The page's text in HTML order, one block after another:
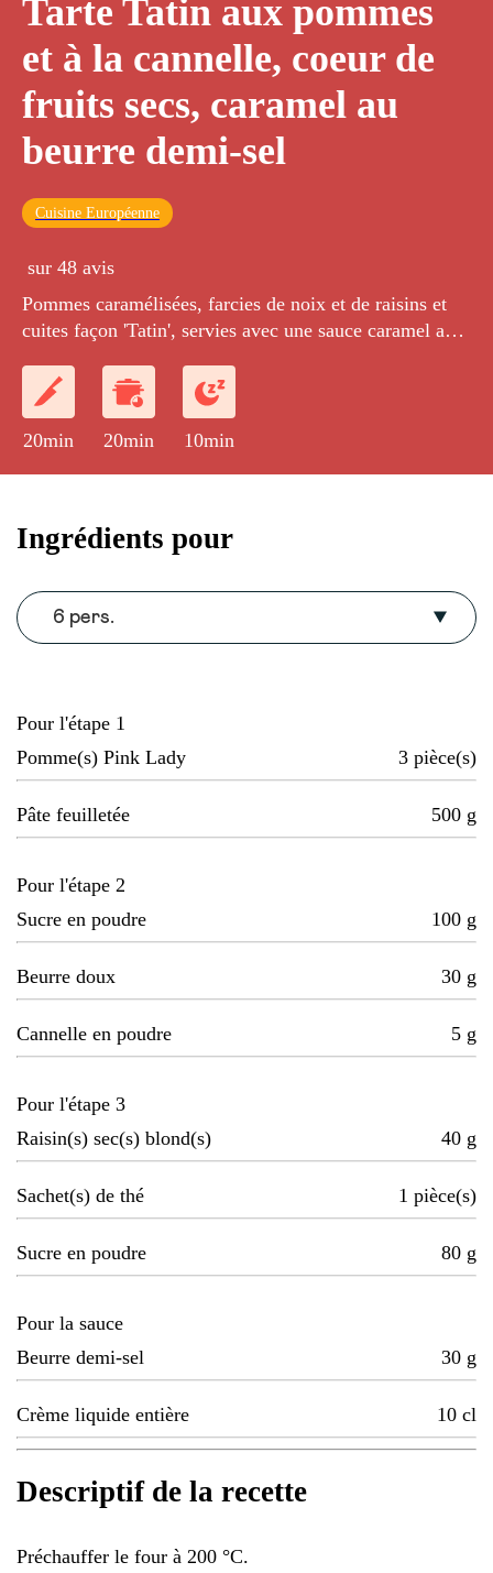
Tarte Tatin aux pommes
et à la cannelle, coeur de
fruits secs, caramel au
beurre demi-sel
Cuisine Européenne
sur 48 avis
Pommes caramélisées, farcies de noix et de raisins et
cuites façon 'Tatin', servies avec une sauce caramel au
20min 20min 10min
Ingrédients pour
6 pers.
Pour l'étape 1
Pomme(s) Pink Lady
3 pièce(s)
Pâte feuilletée 500 g
Pour l'étape 2
Sucre en poudre
100 g
Beurre doux 30 g
Cannelle en poudre 5 g
Pour l'étape 3
Raisin(s) sec(s) blond(s)
40 g
Sachet(s) de thé 1 pièce(s)
Sucre en poudre 80 g
Pour la sauce
Beurre demi-sel
30 g
Crème liquide entière 10 cl
Descriptif de la recette
Préchauffer le four à 200 °C.